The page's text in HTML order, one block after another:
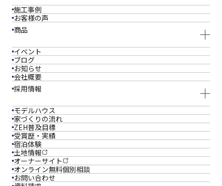
施工事例
お客様の声
商品
イベント
ブログ
お知らせ
会社概要
採用情報
モデルハウス
家づくりの流れ
ZEH普及目標
受賞歴・実績
宿泊体験
土地情報
オーナーサイト
オンライン無料個別相談
お問い合わせ